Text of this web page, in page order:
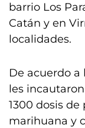
barrio Los
Catán y en
localidades.
De acuerdo a
les incautaron
1300 dosis de
marihuana y